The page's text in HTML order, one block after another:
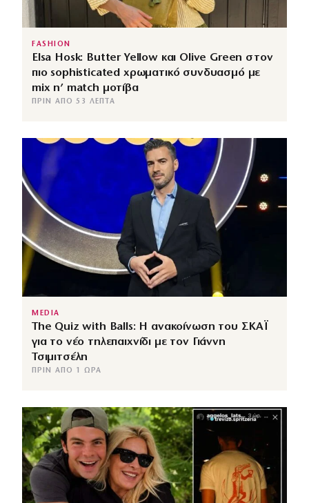
FASHION
Elsa Hosk: Butter Yellow και Olive Green στον
πιο sophisticated χρωματικό συνδυασμό με
mix n’ match μοτίβα
ΠΡΙΝ ΑΠΌ 53 ΛΕΠΤΆ
MEDIA
The Quiz with Balls: Η ανακοίνωση του ΣΚΑΪ
για το νέο τηλεπαιχνίδι με τον Γιάννη
Τσιμιτσέλη
ΠΡΙΝ ΑΠΌ 1 ΏΡΑ